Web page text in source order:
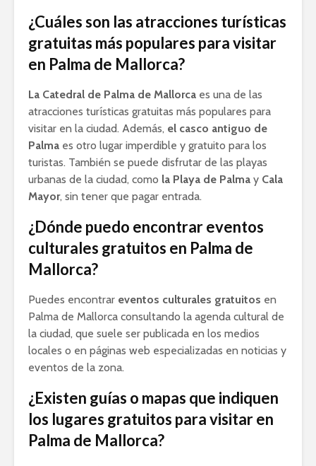
¿Cuáles son las atracciones turísticas
gratuitas más populares para visitar
en Palma de Mallorca?
La Catedral de Palma de Mallorca es una de las
atracciones turísticas gratuitas más populares para
visitar en la ciudad. Además, el casco antiguo de
Palma es otro lugar imperdible y gratuito para los
turistas. También se puede disfrutar de las playas
urbanas de la ciudad, como la Playa de Palma y Cala
Mayor, sin tener que pagar entrada.
¿Dónde puedo encontrar eventos
culturales gratuitos en Palma de
Mallorca?
Puedes encontrar eventos culturales gratuitos en
Palma de Mallorca consultando la agenda cultural de
la ciudad, que suele ser publicada en los medios
locales o en páginas web especializadas en noticias y
eventos de la zona.
¿Existen guías o mapas que indiquen
los lugares gratuitos para visitar en
Palma de Mallorca?